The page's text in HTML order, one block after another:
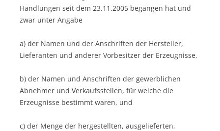
Handlungen seit dem 23.11.2005 begangen hat und
zwar unter Angabe
a) der Namen und der Anschriften der Hersteller,
Lieferanten und anderer Vorbesitzer der Erzeugnisse,
b) der Namen und Anschriften der gewerblichen
Abnehmer und Verkaufsstellen, für welche die
Erzeugnisse bestimmt waren, und
c) der Menge der hergestellten, ausgelieferten,